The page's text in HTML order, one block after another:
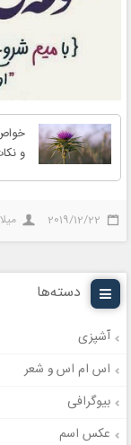
و
2019/12/22
دسته‌ها
آشپزی
اس ام اس و شعر
بیوگرافی
عکس اسم